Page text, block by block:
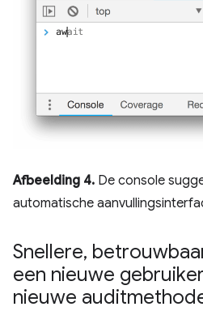
Afbeelding 4. De console
automatische
Snellere,
een nieuwe
nieuwe